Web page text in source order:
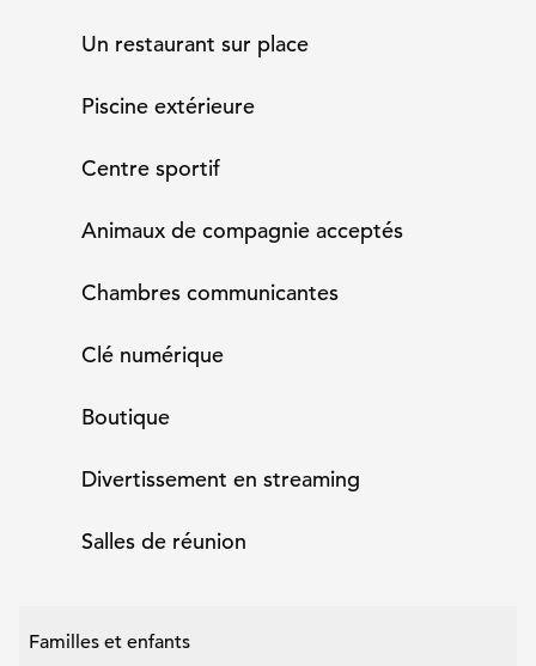
Un restaurant sur place
Piscine extérieure
Centre sportif
Animaux de compagnie acceptés
Chambres communicantes
Clé numérique
Boutique
Divertissement en streaming
Salles de réunion
Familles et enfants